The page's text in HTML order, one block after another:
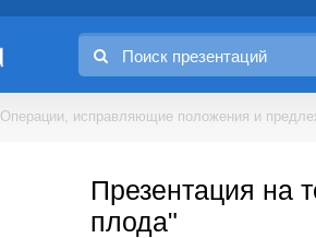
Операции, исправляющие положения и
Презентация на
плода"